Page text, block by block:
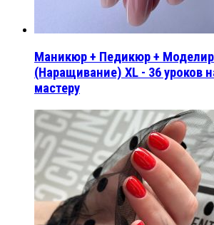
Маникюр + Педикюр +
(Наращивание) XL - 36 уроков
мастеру